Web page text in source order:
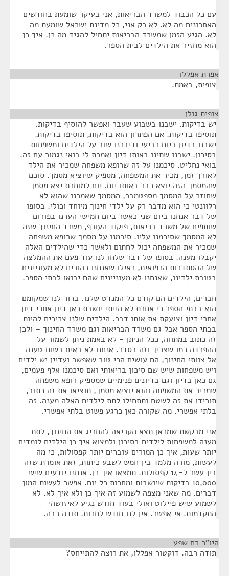
עם כל הכבוד למשרד הבריאות, אני בעיקר שומעת בחודשים
האחרונים מה לא. לא רק אני, כל מדינת ישראל שומעת מה
לא. הגיע הזמן שמשרד הבריאות יתחיל להגיד מה כן. איך כן
הוא מחזיר את הילדים לבית הספר.
אפרת אפללו
צופית, באמת.
צופית גולן
יש בדיקות. ישבנו בשבוע שעבר ואפשר להוסיף בדיקות.
תוסיפו בדיקות. אם הפתרון הוא בדיקות, תוסיפו בדיקות.
ישבנו בדיון ביום רביעי ודיברנו שוב על הילדים ומשפחות
בסיכון. ישבנו שתינו באותו דיון ואמרת לי בואי נגמור עם זה.
בואי נחליט. סיכמנו על זה שרופא משפחה שמכיר את הילד
לאורך זמן, מכיר את המשפחה, מספיק שיוציא מסמך. סוכם
שהמסמך הזה יוצא כבר באותו יום. יום למוחרת יצא מסמך
שחוזר על המסמך מספטמבר, המסמך שאמרנו שהוא לא
רלוונטי כי הוא מדבר רק על ילדי חינוך מיוחד וכולי. בסופו
של דבר אנחנו ביום שני כאשר ביום חמישי הערנו בפורום
שותפים של משרד בריאות, פיקוד העורף, משרד החינוך שזה
לא המסמך שסיכמנו עליו. סיכמנו על מסמך שרופא משפחה
שמכיר את המשפחה יכול לחתום ולאשר כדי שהילדים האלה
יקבלו מענה. בסופו של דבר שלחו לנו עוד פעם את ההמלצה
של ההסתדרות הרפואית, כאילו שאנחנו כהורים לא מעוניינים
בטובת ילדינו, שאנחנו לא מעוניינים שהם יבואו לבתי הספר.
חברים, הילדים הם קודם כל המנדט שלנו. ברור לנו שמקומם
הוא בבתי הספר כי אחרת לא הייתי יושבת כאן דיון אחרי דיון
אחרי דיון וצועקת את אותו דבר. הילדים שלנו צריכים להיות
בבתי הספר אבל גם משרד הבריאות וגם משרד החינוך – ולכן
זה כתוב במתווה, ככל הניתן - לא באמת ניתן לשמור על
ההפרדה כמו שצריך וזה בסדר. אנחנו לא באים בשום טענה
אל צוותי החינוך, הם עושים הכי טוב שאפשר ועדיין יש ילדים
ויש משפחות שיש שם סיכון בריאותי ואם סיכמנו אלף פעמים,
גם כאן בדיון וגם בדיונים פנימיים שמספיק רופא משפחה
שמכיר את המשפחה והוא יוציא מסמך, תוציאו את זה כתוב,
תורידו את זה לשטח ותתחילו לתת לילדים האלה מענה. זה
בלתי אפשרי. מה שקורה כאן כרגע פשוט בלתי אפשרי.
אני מבקשת שמכאן תצא הקריאה להחריג את החינוך, לתת
מענה למשפחות לילדים בסיכון ולמצוא איך כן הילדים לומדים
יותר שעות, איך כן המורים עוברים יותר קפסולות, כי מה
לעשות, מורה מלמד בין חמש לשבע כיתות, זאת אומרת שזה
בין עשר ל-14 קפסולות. תמצאו איך כן. אנחנו יודעים שיש
10,000 בדיקות שיושבות ומחכות כל יום. אפשר לעשות המון
דברים. מה שאני מצפה לשמוע זה איך כן ולא איך לא. לא
לשמוע שיש פיילוט ואולי בעוד חודש נגיע לאיזושהי
התקדמות. אי אפשר. אין לנו חודש לחכות. תודה רבה.
היו"ר רם שפע
תודה רבה. דוקטור אפללו, את רוצה להתייחס?